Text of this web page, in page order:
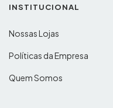
INSTITUCIONAL
Nossas Lojas
Políticas da Empresa
Quem Somos